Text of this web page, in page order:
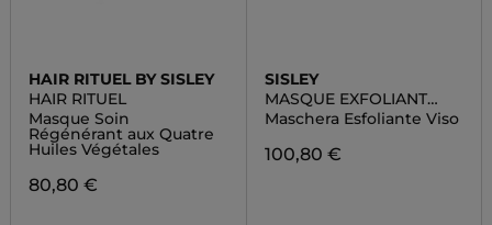
HAIR RITUEL BY SISLEY
HAIR RITUEL
Masque Soin
Régénérant aux Quatre
Huiles Végétales
80,80 €
SISLEY
MASQUE EXFOLIANT
ENZYMATIQUE
Maschera Esfoliante Viso
100,80 €